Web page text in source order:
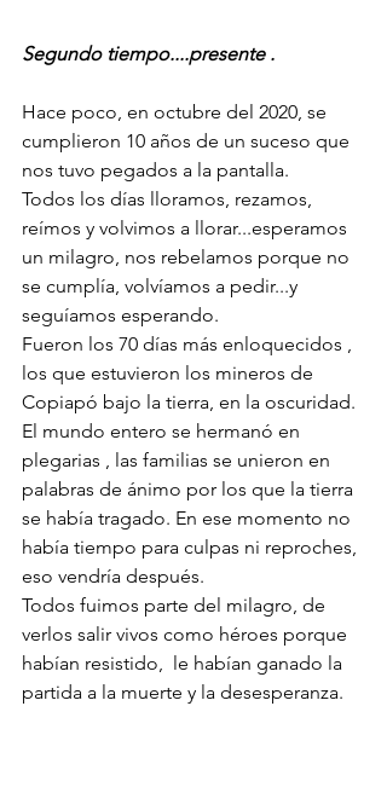
Segundo tiempo....presente .
Hace poco, en octubre del 2020, se
cumplieron 10 años de un suceso que
nos tuvo pegados a la pantalla.
Todos los días lloramos, rezamos,
reímos y volvimos a llorar...esperamos
un milagro, nos rebelamos porque no
se cumplía, volvíamos a pedir...y
seguíamos esperando.
Fueron los 70 días más enloquecidos ,
los que estuvieron los mineros de
Copiapó bajo la tierra, en la oscuridad.
El mundo entero se hermanó en
plegarias , las familias se unieron en
palabras de ánimo por los que la tierra
se había tragado. En ese momento no
había tiempo para culpas ni reproches,
eso vendría después.
Todos fuimos parte del milagro, de
verlos salir vivos como héroes porque
habían resistido,  le habían ganado la
partida a la muerte y la desesperanza.